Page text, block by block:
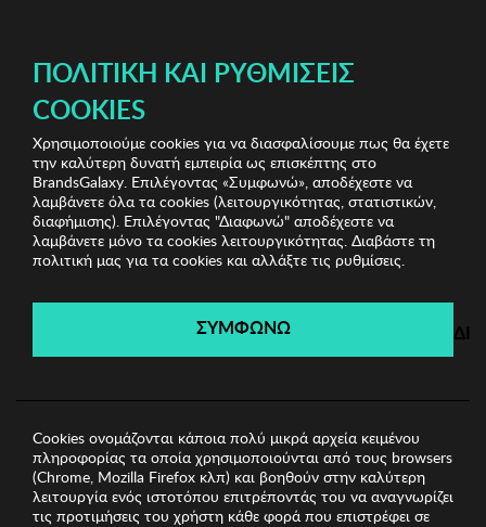
Home Accessories Είδη σπιτιού
Food Presentation
Board Zsa Zsa Zsu
Home Accessories
Λήγει σε: 00ημέρες | 00ώρες 00λεπτά 00δευτ.
ΠΟΛΙΤΙΚΉ ΚΑΙ ΡΥΘΜΊΣΕΙΣ
COOKIES
Χρησιμοποιούμε cookies για να διασφαλίσουμε πως θα έχετε
την καλύτερη δυνατή εμπειρία ως επισκέπτης στο
BrandsGalaxy. Επιλέγοντας «Συμφωνώ», αποδέχεστε να
λαμβάνετε όλα τα cookies (λειτουργικότητας, στατιστικών,
διαφήμισης). Επιλέγοντας "Διαφωνώ" αποδέχεστε να
λαμβάνετε μόνο τα cookies λειτουργικότητας. Διαβάστε τη
πολιτική μας για τα cookies και αλλάξτε τις ρυθμίσεις.
ΣΥΜΦΩΝΩ
Cookies ονομάζονται κάποια πολύ μικρά αρχεία κειμένου
πληροφορίας τα οποία χρησιμοποιούνται από τους browsers
(Chrome, Mozilla Firefox κλπ) και βοηθούν στην καλύτερη
λειτουργία ενός ιστοτόπου επιτρέποντάς του να αναγνωρίζει
τις προτιμήσεις του χρήστη κάθε φορά που επιστρέφει σε